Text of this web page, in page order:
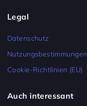
Legal
Datenschutz
Nutzungsbestimmungen
Cookie-Richtlinien (EU)
Auch interessant